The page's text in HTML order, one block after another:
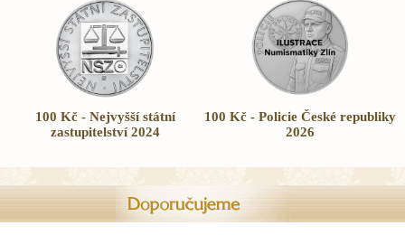
100 Kč - Nejvyšší státní
zastupitelství 2024
100 Kč - Policie České republiky
2026